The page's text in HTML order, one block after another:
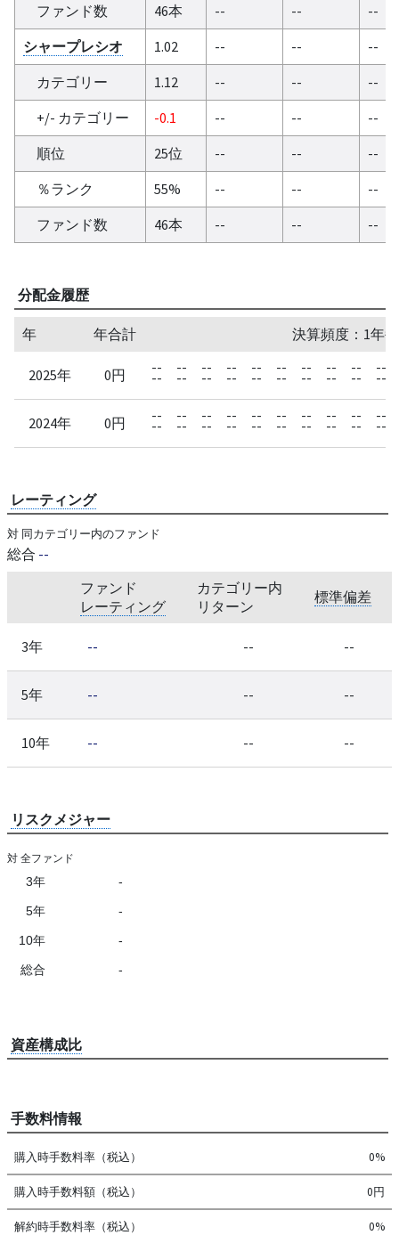
ファンド数 46本 -- --
--
シャープレシオ
1.02 -- --
--
カテゴリー
1.12 -- --
--
+/- カテゴリー
-0.1 -- --
--
順位
25位 -- --
--
％ランク
55% -- --
--
ファンド数
46本 -- -- --
分配金履歴
年 年合計 決算頻度：1年
2025年 0円 --
--
--
--
--
--
--
--
--
--
--
--
--
--
--
--
--
--
--
--
2024年 0円 --
--
--
--
--
--
--
--
--
--
--
--
--
--
--
--
--
--
--
--
レーティング
対 同カテゴリー内のファンド
総合 --
ファンド
レーティング
カテゴリー内
リターン
標準偏差
3年 -- -- --
5年 -- -- --
10年 -- -- --
リスクメジャー
対 全ファンド
3年 -
5年 -
10年 -
総合 -
資産構成比
手数料情報
購入時手数料率（税込） 0%
購入時手数料額（税込） 0円
解約時手数料率（税込） 0%